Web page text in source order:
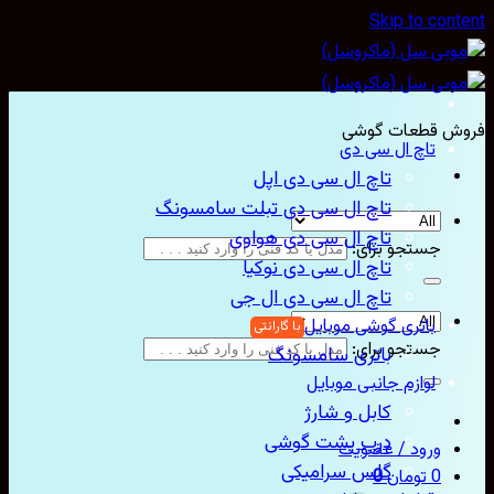
Skip to
قطعات گوشی
جستجو برای:
جستجو برای:
ورود / عضویت
تومان0
تاچ ال سی دی
تاچ ال سی دی اپل
تاچ ال سی دی تبلت سامسونگ
تاچ ال سی دی هواوی
تاچ ال سی دی نوکیا
تاچ ال سی دی ال جی
باتری گوشی موبایل
باتری سامسونگ
لوازم جانبی موبایل
کابل و شارژ
درب پشت گوشی
گلس سرامیکی